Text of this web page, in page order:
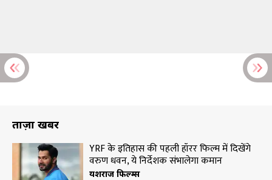
ताज़ा खबरें
YRF के इतिहास की पहली हॉरर फिल्म में दिखेंगे
वरुण धवन, ये निर्देशक संभालेगा कमान
यशराज फिल्म्स